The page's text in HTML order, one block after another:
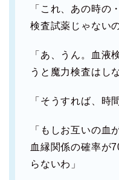
「これ、あの時の
検査試薬じゃない
「あ、うん。血液
うと魔力検査はし
「そうすれば、時
「もしお互いの血
血縁関係の確率が
らないわ」